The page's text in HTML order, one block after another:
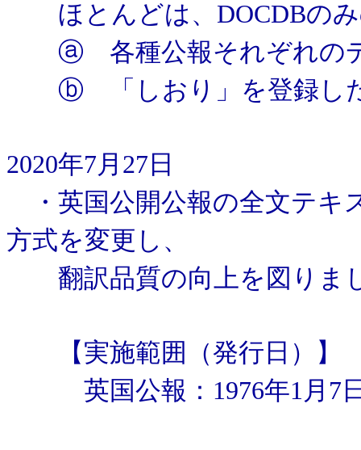
ほとんどは、DOCDBのみ
ⓐ 各種公報それぞれのデ
ⓑ 「しおり」を登録した
2020年7月27日
・英国公開公報の全文テキ
方式を変更し、
翻訳品質の向上を図りま
【実施範囲（発行日）】
英国公報：1976年1月7